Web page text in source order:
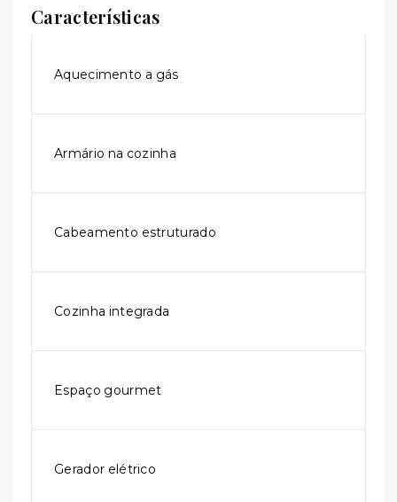
Características
Aquecimento a gás
Armário na cozinha
Cabeamento estruturado
Cozinha integrada
Espaço gourmet
Gerador elétrico